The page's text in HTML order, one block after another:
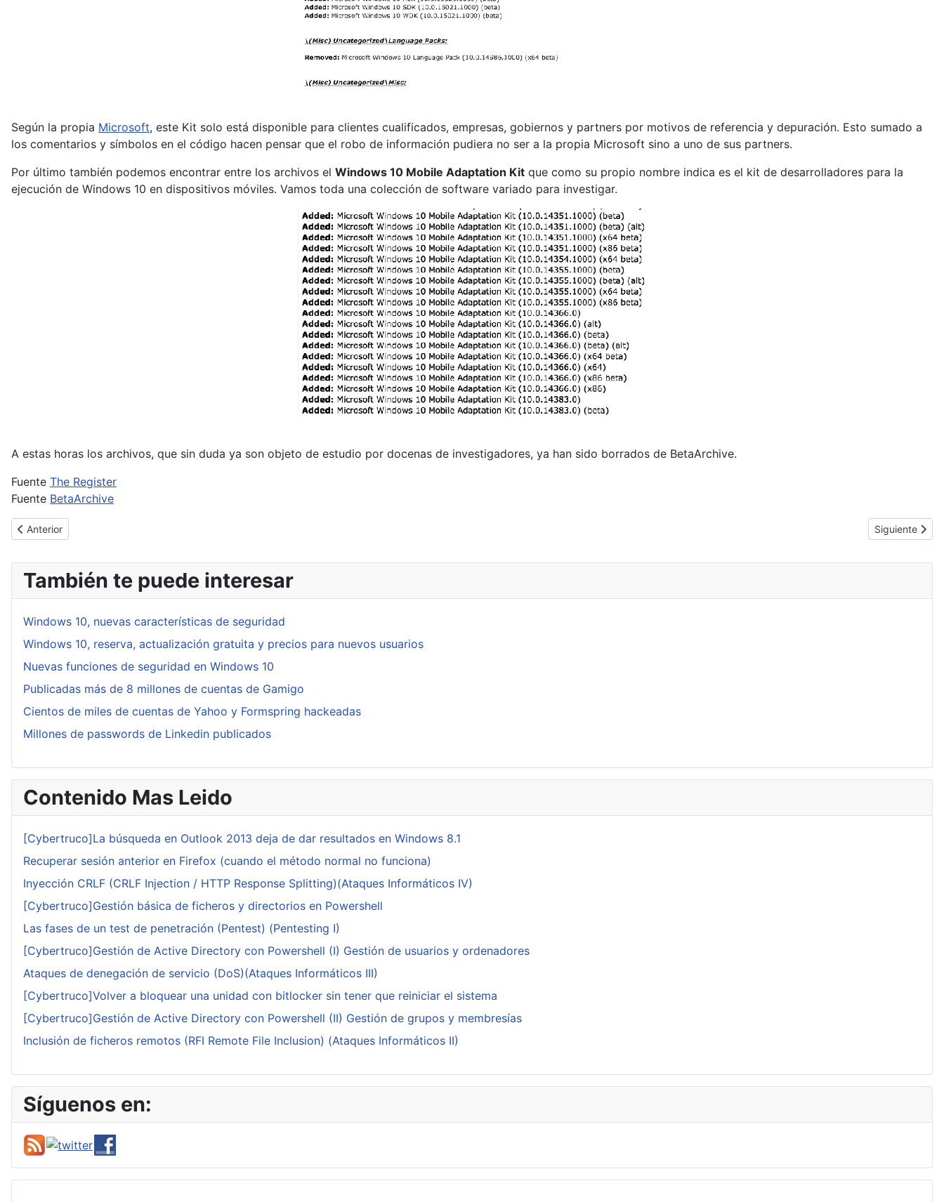
Según la propia Microsoft, este Kit solo está disponible para clientes cualificados, empresas, gobiernos y partners por motivos de referencia y depuración. Esto sumado a
los comentarios y símbolos en el código hacen pensar que el robo de información pudiera no ser a la propia Microsoft sino a uno de sus partners.
Por último también podemos encontrar entre los archivos el Windows 10 Mobile Adaptation Kit que como su propio nombre indica es el kit de desarrolladores para la
ejecución de Windows 10 en dispositivos móviles. Vamos toda una colección de software variado para investigar.
A estas horas los archivos, que sin duda ya son objeto de estudio por docenas de investigadores, ya han sido borrados de BetaArchive.
Fuente The Register
Fuente BetaArchive
Artículo anterior: Petya, diferente ransomware, mismas vulnerabilidades
Anterior Artículo
Siguiente
También te puede interesar
Windows 10, nuevas características de seguridad
Windows 10, reserva, actualización gratuita y precios para nuevos usuarios
Nuevas funciones de seguridad en Windows 10
Publicadas más de 8 millones de cuentas de Gamigo
Cientos de miles de cuentas de Yahoo y Formspring hackeadas
Millones de passwords de Linkedin publicados
Contenido Mas Leido
[Cybertruco]La búsqueda en Outlook 2013 deja de dar resultados en Windows 8.1
Recuperar sesión anterior en Firefox (cuando el método normal no funciona)
Inyección CRLF (CRLF Injection / HTTP Response Splitting)(Ataques Informáticos IV)
[Cybertruco]Gestión básica de ficheros y directorios en Powershell
Las fases de un test de penetración (Pentest) (Pentesting I)
[Cybertruco]Gestión de Active Directory con Powershell (I) Gestión de usuarios y ordenadores
Ataques de denegación de servicio (DoS)(Ataques Informáticos III)
[Cybertruco]Volver a bloquear una unidad con bitlocker sin tener que reiniciar el sistema
[Cybertruco]Gestión de Active Directory con Powershell (II) Gestión de grupos y membresías
Inclusión de ficheros remotos (RFI Remote File Inclusion) (Ataques Informáticos II)
Síguenos en: